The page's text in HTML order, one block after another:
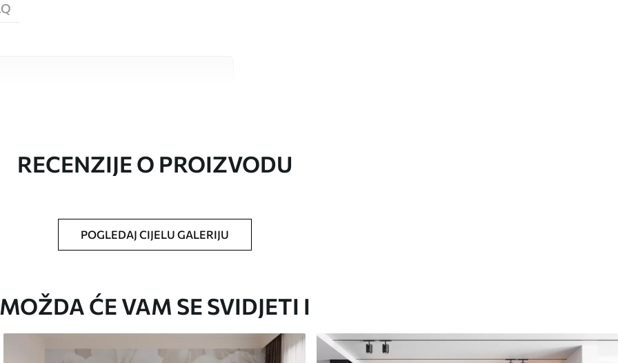
ste odredili, izrezana na identične trake
RECENZIJE O PROIZVODU
POGLEDAJ CIJELU GALERIJU
MOŽDA ĆE VAM SE SVIDJETI I